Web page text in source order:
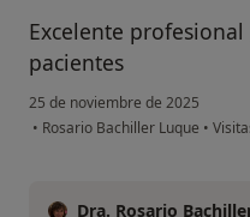
Excelente
pacientes
25 de noviembre de 2025
• Rosario Bachiller Luque •
Dra. Rosario